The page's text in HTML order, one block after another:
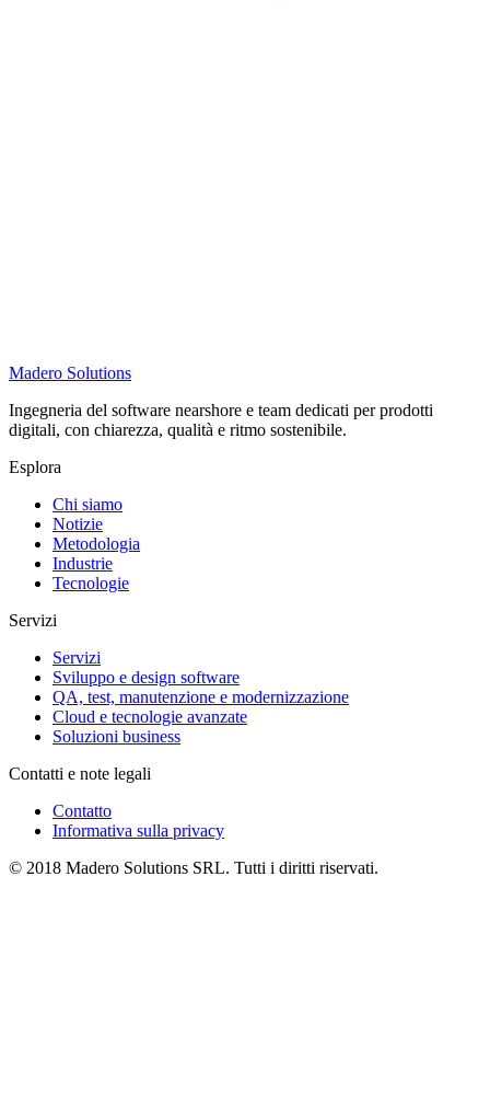
Madero Solutions
Ingegneria del software nearshore e team dedicati per prodotti
digitali, con chiarezza, qualità e ritmo sostenibile.
Esplora
Chi siamo
Notizie
Metodologia
Industrie
Tecnologie
Servizi
Servizi
Sviluppo e design software
QA, test, manutenzione e modernizzazione
Cloud e tecnologie avanzate
Soluzioni business
Contatti e note legali
Contatto
Informativa sulla privacy
© 2018 Madero Solutions SRL. Tutti i diritti riservati.